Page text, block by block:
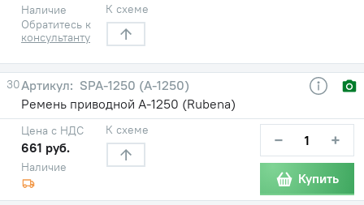
Наличие
Обратитесь к
консультанту
К схеме
30
SPA-1250 (А-1250)
Ремень приводной А-1250 (Rubena)
Наличие
Цена с НДС
661 руб.
К схеме − +
Купить